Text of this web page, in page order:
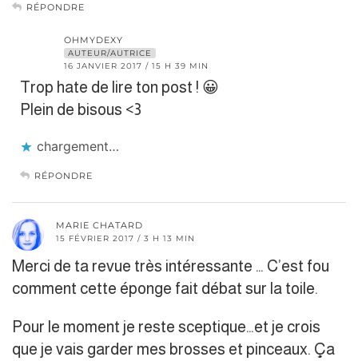
RÉPONDRE
OHMYDEXY
AUTEUR/AUTRICE
16 JANVIER 2017 / 15 H 39 MIN
Trop hate de lire ton post ! 😀
Plein de bisous <3
chargement…
RÉPONDRE
MARIE CHATARD
15 FÉVRIER 2017 / 3 H 13 MIN
Merci de ta revue très intéressante … C’est fou
comment cette éponge fait débat sur la toile.
Pour le moment je reste sceptique…et je crois
que je vais garder mes brosses et pinceaux. Ça